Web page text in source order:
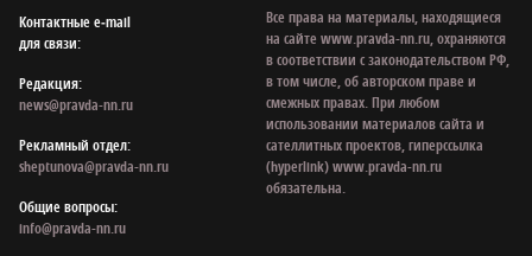
Контактные e‑mail
для связи:
Редакция:
news@pravda-nn.ru
Рекламный отдел:
sheptunova@pravda-nn.ru
Общие вопросы:
info@pravda-nn.ru
Все права на материалы, находящиеся
на сайте www.pravda-nn.ru, охраняются
в соответствии с законодательством РФ,
в том числе, об авторском праве и
смежных правах. При любом
использовании материалов сайта и
сателлитных проектов, гиперссылка
(hyperlink) www.pravda-nn.ru
обязательна.